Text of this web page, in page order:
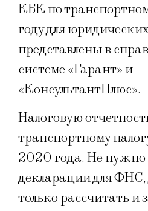
КБК по
году для
представлены в
системе «Гарант» и
«КонсультантПлюс».
Налоговую
транспортному
2020 года. Не нужно
декларации для ФНС,
только рассчитать и